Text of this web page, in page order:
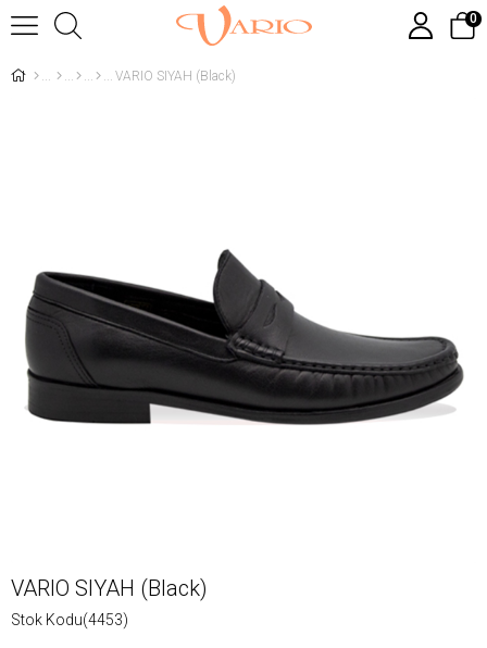
0
VARIO SIYAH (Black)
VARIO SIYAH (Black)
Stok Kodu(4453)